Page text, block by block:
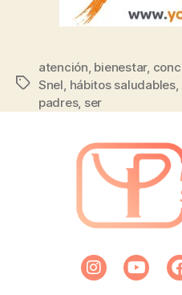
atención, bienestar,
Snel, hábitos saludables,
padres, ser